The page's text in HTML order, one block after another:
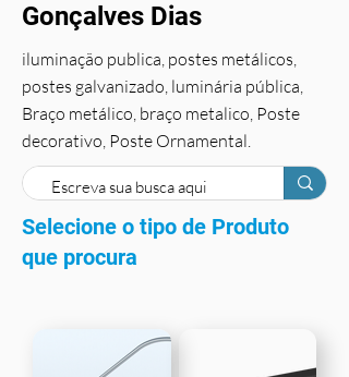
Gonçalves Dias
iluminação publica, postes metálicos,
postes galvanizado, luminária pública,
Braço metálico, braço metalico, Poste
decorativo, Poste Ornamental.
Selecione o tipo de Produto
que procura